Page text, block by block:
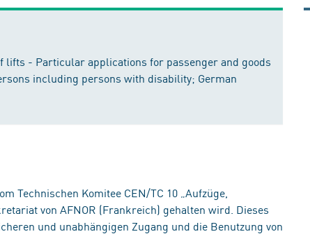
- Particular applications for passenger and goods
including persons with disability; German
Technischen Komitee CEN/TC 10 „Aufzüge,
von AFNOR (Frankreich) gehalten wird. Dieses
und unabhängigen Zugang und die Benutzung von